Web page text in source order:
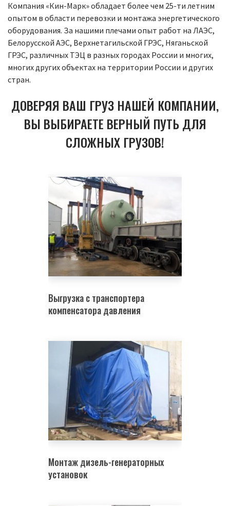
Компания «Кин-Марк» обладает более чем 25-ти летним
опытом в области перевозки и монтажа энергетического
оборудования. За нашими плечами опыт работ на ЛАЭС,
Белорусской АЭС, Верхнетагильской ГРЭС, Няганьской
ГРЭС, различных ТЭЦ в разных городах России и многих,
многих других объектах на территории России и других
стран.
ДОВЕРЯЯ ВАШ ГРУЗ НАШЕЙ КОМПАНИИ,
ВЫ ВЫБИРАЕТЕ ВЕРНЫЙ ПУТЬ ДЛЯ
СЛОЖНЫХ ГРУЗОВ!
Выгрузка с транспортера
компенсатора давления
Монтаж дизель-генераторных
установок